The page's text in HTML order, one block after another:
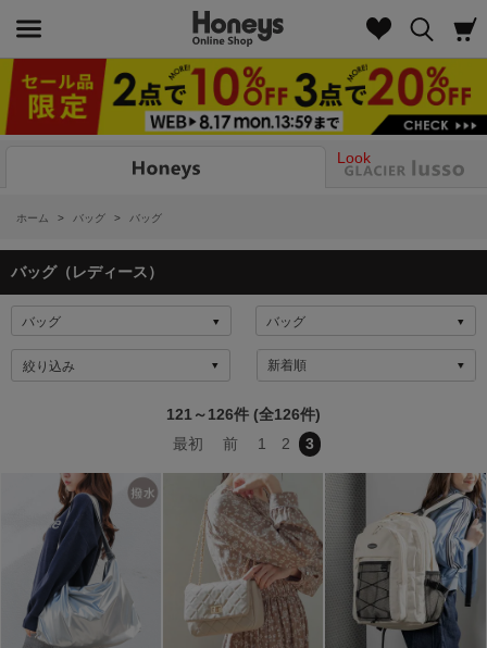
Look
ホーム > バッグ > バッグ
バッグ（レディース）
絞り込み
121～126件 (全126件)
最初
前 1 2 3